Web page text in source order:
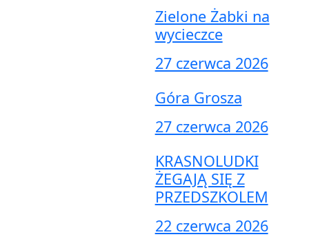
Zielone Żabki na
wycieczce
27 czerwca 2026
Góra Grosza
27 czerwca 2026
KRASNOLUDKI
ŻEGAJĄ SIĘ Z
PRZEDSZKOLEM
22 czerwca 2026